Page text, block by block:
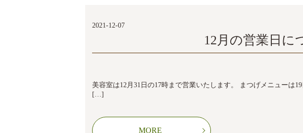
2021-12-07
12月の営業日に
美容室は12月31日の17時まで営業いたします。 まつげメニューは
[…]
MORE